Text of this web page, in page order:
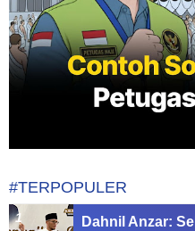
#TERPOPULER
Dahnil Anzar: